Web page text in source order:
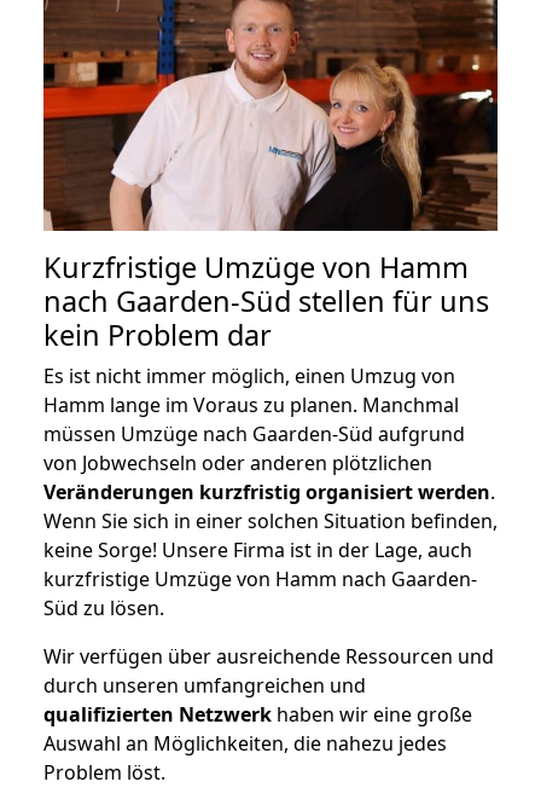
Kurzfristige Umzüge von Hamm
nach Gaarden-Süd stellen für uns
kein Problem dar
Es ist nicht immer möglich, einen Umzug von
Hamm lange im Voraus zu planen. Manchmal
müssen Umzüge nach Gaarden-Süd aufgrund
von Jobwechseln oder anderen plötzlichen
Veränderungen kurzfristig organisiert werden.
Wenn Sie sich in einer solchen Situation befinden,
keine Sorge! Unsere Firma ist in der Lage, auch
kurzfristige Umzüge von Hamm nach Gaarden-
Süd zu lösen.
Wir verfügen über ausreichende Ressourcen und
durch unseren umfangreichen und
qualifizierten Netzwerk haben wir eine große
Auswahl an Möglichkeiten, die nahezu jedes
Problem löst.